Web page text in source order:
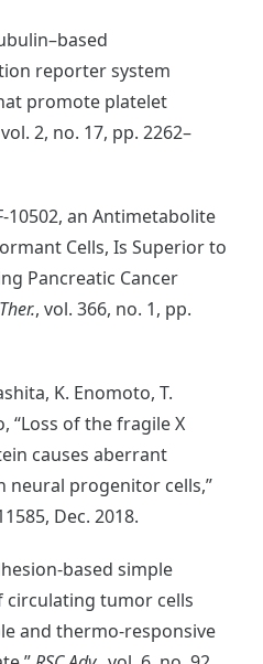
reporter system
promote platelet
2, no. 17, pp. 2262–
10502, an Antimetabolite
Cells, Is Superior to
Pancreatic Cancer
, vol. 366, no. 1, pp.
K. Enomoto, T.
“Loss of the fragile X
causes aberrant
progenitor cells,”
Dec. 2018.
based simple
circulating tumor cells
and thermo-responsive